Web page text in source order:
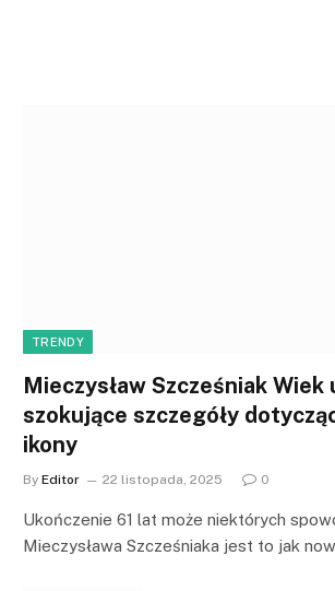
TRENDY
Mieczysław Szcześniak Wiek
szokujące szczegóły
ikony
By Editor 22 listopada, 2025 0
Ukończenie 61 lat może niektórych
Mieczysława Szcześniaka jest to jak